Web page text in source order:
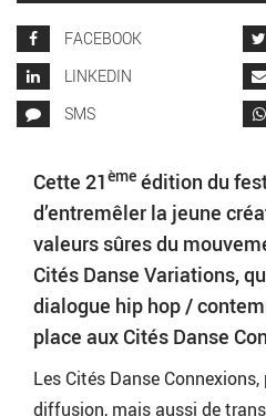
FACEBOOK
LINKEDIN
SMS
Cette 21ème édition du
d’entremêler la jeune
valeurs sûres du
Cités Danse Variations,
dialogue hip hop /
place aux Cités Danse
Les Cités Danse
diffusion, mais aussi de